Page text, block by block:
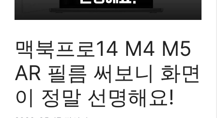
맥북프로14 M4 M5
AR 필름 써보니 화면
이 정말 선명해요!